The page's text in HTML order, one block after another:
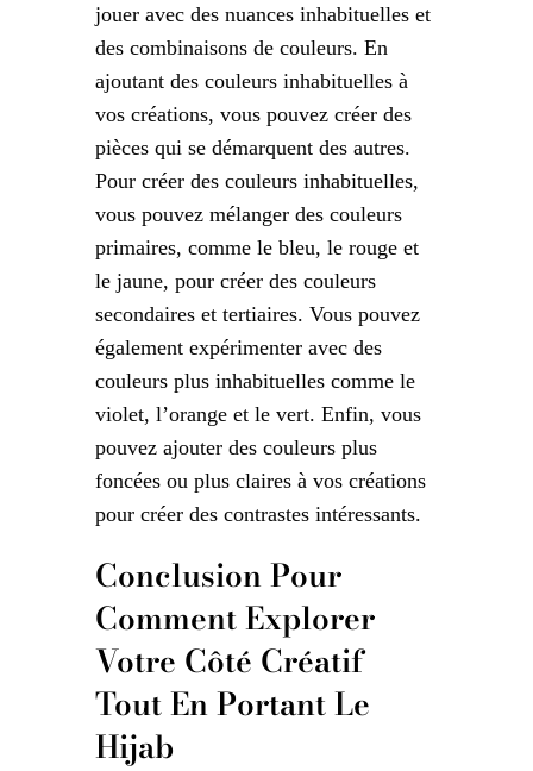
jouer avec des nuances inhabituelles et
des combinaisons de couleurs. En
ajoutant des couleurs inhabituelles à
vos créations, vous pouvez créer des
pièces qui se démarquent des autres.
Pour créer des couleurs inhabituelles,
vous pouvez mélanger des couleurs
primaires, comme le bleu, le rouge et
le jaune, pour créer des couleurs
secondaires et tertiaires. Vous pouvez
également expérimenter avec des
couleurs plus inhabituelles comme le
violet, l’orange et le vert. Enfin, vous
pouvez ajouter des couleurs plus
foncées ou plus claires à vos créations
pour créer des contrastes intéressants.
Conclusion Pour
Comment Explorer
Votre Côté Créatif
Tout En Portant Le
Hijab